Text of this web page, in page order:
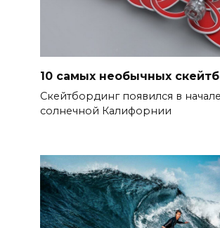
10 самых необычных
Скейтбординг появился в
солнечной Калифорнии